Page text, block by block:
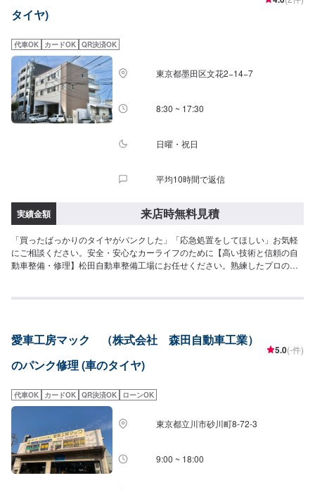
(1)オファーにてお問い合わせ・日程調整(2)入庫(3)点検・お見積もり(4)修理
場合でも、品質保証付きの整備メニューでアフターフォローもしっかりと対
応します。お客様の安心で安全なカーライフに寄り添います。<代車について
>無料の代車をご用意しています。お車の作業中は代車をご利用ください。※
代車の燃料代はお客様にご負担いただいております。※内容などにより貸し出
し出来かねる場合もございます。<営業時間>9:30~18:00
タイヤ)
代車OK カードOK QR決済OK
東京都墨田区文花2−14−7
8:30 ~ 17:30
日曜・祝日
平均10時間で返信
実績金額 来店時無料見積
「買ったばっかりのタイヤがパンクした」「応急処置をしてほしい」お気軽
にご相談ください。安全・安心なカーライフのために【高い技術と信頼の自
動車整備・修理】松田自動車整備工場にお任せください。熟練したプロの目
ります。日本全国安心のネットワークDRPネットワーク加盟工場です！！
お約束いたします。【代車について】代車の無料貸し出しサービスがござい
ますので、ご希望の方はお申し付けください。※燃料代はお客様負担となりま
す。※状況により貸出できかねる場合がございます。【パーツについて】パー
細をお送りください。ご購入希望の方▶️オファーにて車種情報をお送りくだ
さい。
愛車工房マック （株式会社 森田自動車工業）
のパンク修理 (車のタイヤ)
5.0(-件)
代車OK カードOK QR決済OK ローンOK
東京都立川市砂川町8-72-3
9:00 ~ 18:00